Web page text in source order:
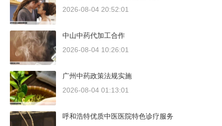
2026-08-04 20:52:01
中山中药代加工合作
2026-08-04 10:26:01
广州中药政策法规实施
2026-08-04 01:13:01
呼和浩特优质中医医院特色诊疗服务